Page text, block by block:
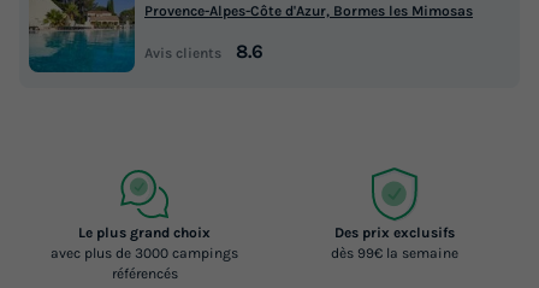
Provence-Alpes-Côte d'Azur, Bormes les Mimosas
Avis clients 8.6
Le plus grand choix
avec plus de 3000 campings
référencés
Des prix exclusifs
dès 99€ la semaine